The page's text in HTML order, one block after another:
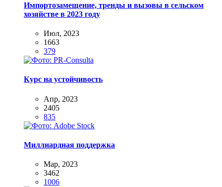
Импортозамещение, тренды и вызовы в сельском
хозяйстве в 2023 году
Июл, 2023
1663
379
Курс на устойчивость
Апр, 2023
2405
835
Миллиардная поддержка
Мар, 2023
3462
1006